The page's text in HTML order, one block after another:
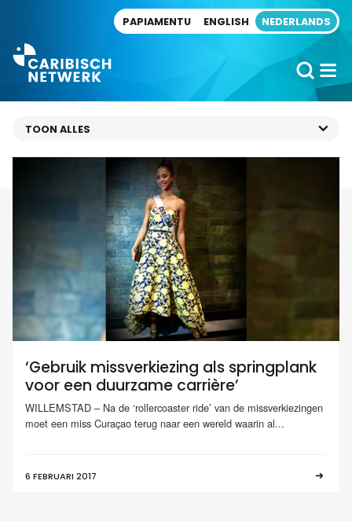
PAPIAMENTU ENGLISH NEDERLANDS
‘Gebruik missverkiezing als springplank
voor een duurzame carrière’
WILLEMSTAD – Na de ‘rollercoaster ride’ van de missverkiezingen
moet een miss Curaçao terug naar een wereld waarin al...
6 FEBRUARI 2017